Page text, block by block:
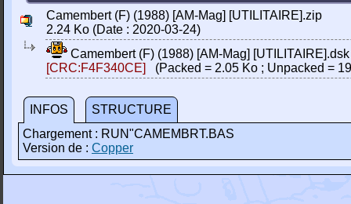
Camembert (F) (1988) [AM-Mag] [UTILITAIRE].zip
2.24 Ko (Date : 2020-03-24)
Camembert (F) (1988) [AM-Mag] [UTILITAIRE].dsk
[CRC:F4F340CE]
(Packed = 2.05 Ko ; Unpacked =
INFOS
STRUCTURE
Chargement : RUN"CAMEMBRT.BAS
Version de : Copper